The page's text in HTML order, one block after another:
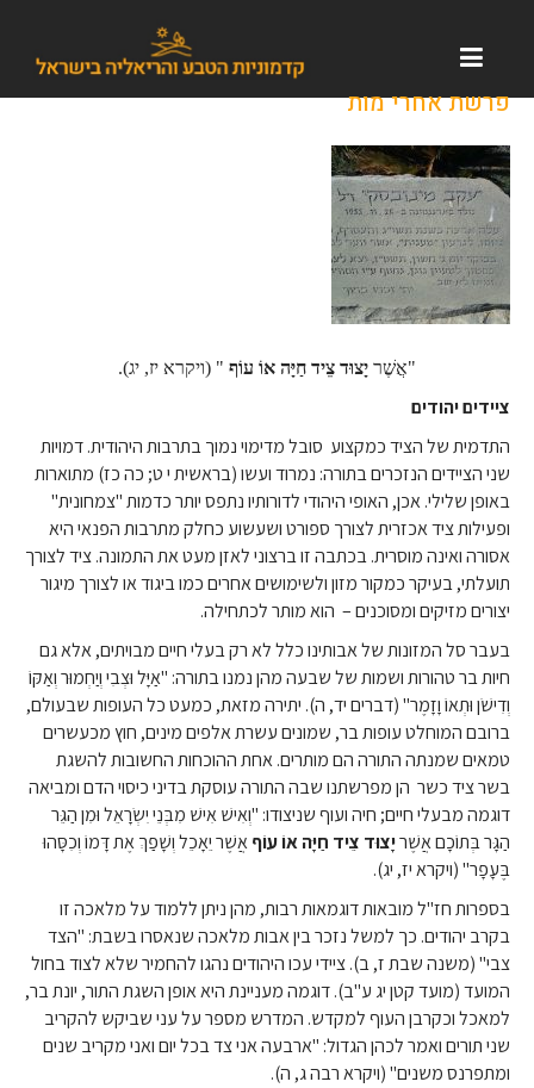
פרשת אחרי מות
"אֲשֶׁר יָצוּד צֵיד חַיָּה אוֹ עוֹף " (ויקרא יז, יג).
ציידים יהודים
התדמית של הציד כמקצוע סובל מדימוי נמוך בתרבות היהודית. דמויות
שני הציידים הנזכרים בתורה: נמרוד ועשו (בראשית י ט; כה כז) מתוארות
באופן שלילי. אכן, האופי היהודי לדורותיו נתפס יותר כדמות "צמחונית"
ופעילות ציד אכזרית לצורך ספורט ושעשוע כחלק מתרבות הפנאי היא
אסורה ואינה מוסרית. בכתבה זו ברצוני לאזן מעט את התמונה. ציד לצורך
תועלתי, בעיקר כמקור מזון ולשימושים אחרים כמו ביגוד או לצורך מיגור
יצורים מזיקים ומסוכנים – הוא מותר לכתחילה.
בעבר סל המזונות של אבותינו כלל לא רק בעלי חיים מבויתים, אלא גם
חיות בר טהורות ושמות של שבעה מהן נמנו בתורה: "אַיָּל וּצְבִי וְיַחְמוּר וְאַקּוֹ
וְדִישֹׁן וּתְאוֹ וָזָמֶר" (דברים יד, ה). יתירה מזאת, כמעט כל העופות שבעולם,
ברובם המוחלט עופות בר, שמונים עשרת אלפים מינים, חוץ מכעשרים
טמאים שמנתה התורה הם מותרים. אחת ההוכחות החשובות להשגת
בשר ציד כשר הן מפרשתנו שבה התורה עוסקת בדיני כיסוי הדם ומביאה
דוגמה מבעלי חיים; חיה ועוף שניצודו: "וְאִישׁ אִישׁ מִבְּנֵי יִשְׂרָאֵל וּמִן הַגֵּר
הַגָּר בְּתוֹכָם אֲשֶׁריָצוּד צֵיד חַיָּה אוֹ עוֹףאֲשֶׁר יֵאָכֵל וְשָׁפַךְ אֶת דָּמוֹ וְכִסָּהוּ
בֶּעָפָר" (ויקרא יז, יג).
בספרות חז"ל מובאות דוגמאות רבות, מהן ניתן ללמוד על מלאכה זו
בקרב יהודים. כך למשל נזכר בין אבות מלאכה שנאסרו בשבת: "הצד
צבי" (משנה שבת ז, ב). ציידי עכו היהודים נהגו להחמיר שלא לצוד בחול
המועד (מועד קטן יג ע"ב). דוגמה מעניינת היא אופן השגת התור, יונת בר,
למאכל וכקרבן העוף למקדש. המדרש מספר על עני שביקש להקריב
שני תורים ואמר לכהן הגדול: "ארבעה אני צד בכל יום ואני מקריב שנים
ומתפרנס משנים" (ויקרא רבה ג, ה).